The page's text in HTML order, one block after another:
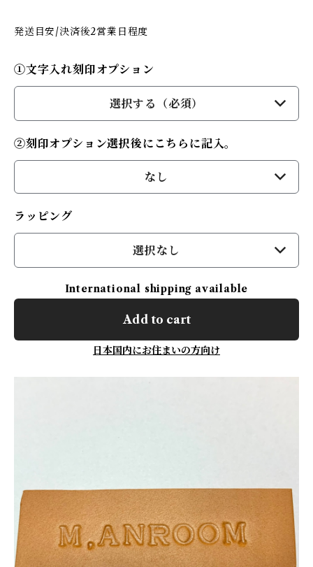
発送目安/決済後2営業日程度
①文字入れ刻印オプション
選択する（必須）
②刻印オプション選択後にこちらに記入。
なし
ラッピング
選択なし
International shipping available
Add to cart
日本国内にお住まいの方向け